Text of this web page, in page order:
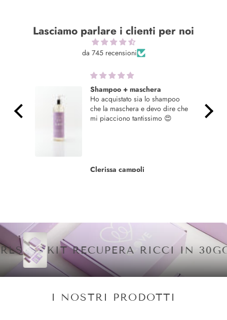
Lasciamo parlare i clienti per noi
da 745 recensioni
Shampoo + maschera
Ho acquistato sia lo shampoo
che la maschera e devo dire che
mi piacciono tantissimo 😍
Clerissa campoli
KIT RECUPERA RICCI IN 30GG
I NOSTRI PRODOTTI